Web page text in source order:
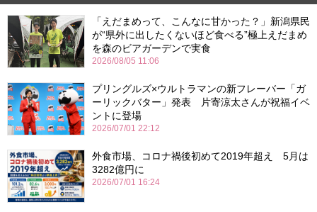
「えだまめって、こんなに甘かった？」新潟県民
が“県外に出したくないほど食べる”極上えだまめ
を森のビアガーデンで実食
2026/08/05 11:06
プリングルズ×ウルトラマンの新フレーバー「ガ
ーリックバター」発表 片寄涼太さんが祝福イベ
ントに登場
2026/07/01 22:12
外食市場、コロナ禍後初めて2019年超え 5月は
3282億円に
2026/07/01 16:24